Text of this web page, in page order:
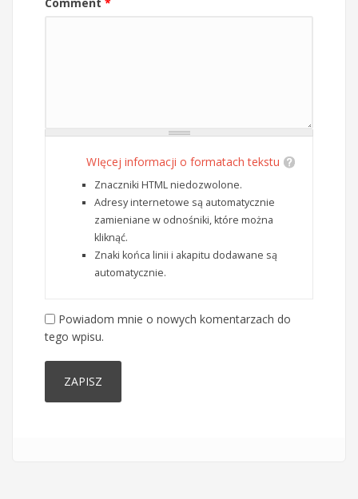
WIęcej informacji o formatach tekstu
Znaczniki HTML niedozwolone.
Adresy internetowe są automatycznie
zamieniane w odnośniki, które można
kliknąć.
Znaki końca linii i akapitu dodawane są
automatycznie.
Powiadom mnie o nowych komentarzach do
tego wpisu.